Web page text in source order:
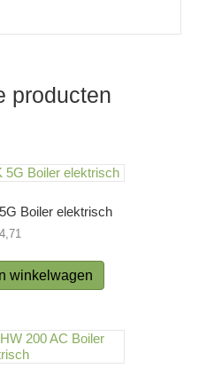
producten
Boiler elektrisch
winkelwagen